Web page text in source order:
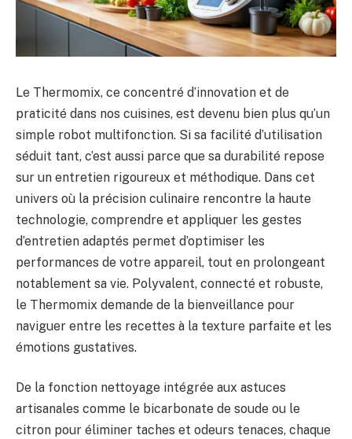
Le Thermomix, ce concentré d’innovation et de
praticité dans nos cuisines, est devenu bien plus qu’un
simple robot multifonction. Si sa facilité d’utilisation
séduit tant, c’est aussi parce que sa durabilité repose
sur un entretien rigoureux et méthodique. Dans cet
univers où la précision culinaire rencontre la haute
technologie, comprendre et appliquer les gestes
d’entretien adaptés permet d’optimiser les
performances de votre appareil, tout en prolongeant
notablement sa vie. Polyvalent, connecté et robuste,
le Thermomix demande de la bienveillance pour
naviguer entre les recettes à la texture parfaite et les
émotions gustatives.
De la fonction nettoyage intégrée aux astuces
artisanales comme le bicarbonate de soude ou le
citron pour éliminer taches et odeurs tenaces, chaque